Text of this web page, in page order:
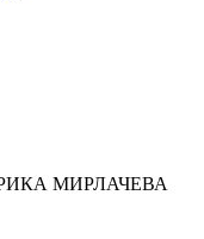
МИРЛАЧЕВА